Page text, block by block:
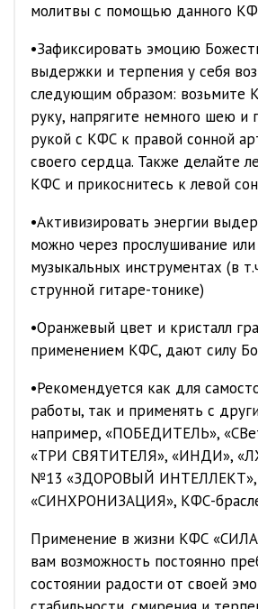
молитвы с помощью данного
•Зафиксировать эмоцию
выдержки и терпения у себя
следующим образом: возьмите
руку, напрягите немного шею и
рукой с КФС к правой сонной
своего сердца. Также делайте
КФС и прикоснитесь к левой
•Активизировать энергии
можно через прослушивание или
музыкальных инструментах (в
струнной гитаре-тонике)
•Оранжевый цвет и кристалл
применением КФС, дают силу
•Рекомендуется как для
работы, так и применять с
например, «ПОБЕДИТЕЛЬ»,
«ТРИ СВЯТИТЕЛЯ», «ИНДИ»,
№13 «ЗДОРОВЫЙ
«СИНХРОНИЗАЦИЯ», КФС-
Применение в жизни КФС
вам возможность постоянно
состоянии радости от своей